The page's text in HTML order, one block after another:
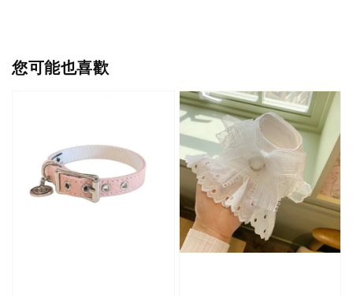
您可能也喜歡